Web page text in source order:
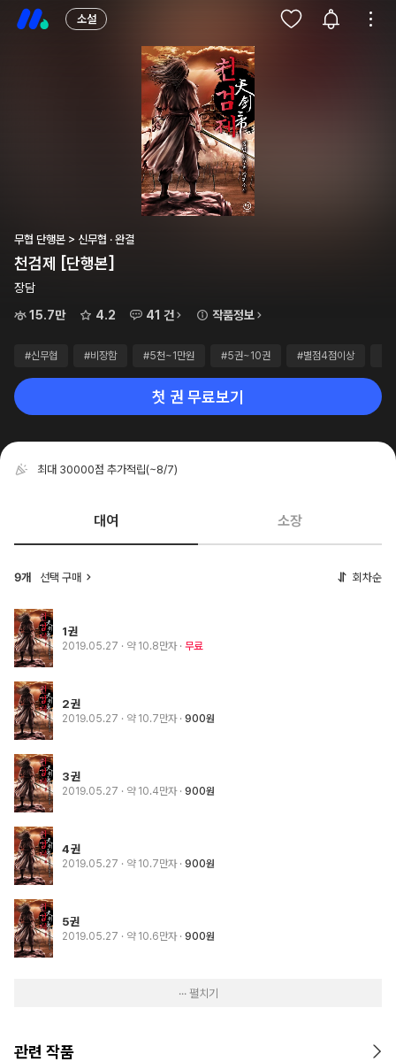
소설
무협 단행본 > 신무협 · 완결
천검제 [단행본]
장담
15.7만
4.2 41 건 작품정보
#신무협 #비장함 #5천~1만원 #5권~10권 #별점4점이상
첫 권 무료보기
최대 30000점 추가적립(~8/7)
대여 소장
9개 선택 구매 회차순
1권
2019.05.27 · 약 10.8만자 무료
2권
2019.05.27 · 약 10.7만자 900원
3권
2019.05.27 · 약 10.4만자 900원
4권
2019.05.27 · 약 10.7만자 900원
5권
2019.05.27 · 약 10.6만자 900원
··· 펼치기
관련 작품